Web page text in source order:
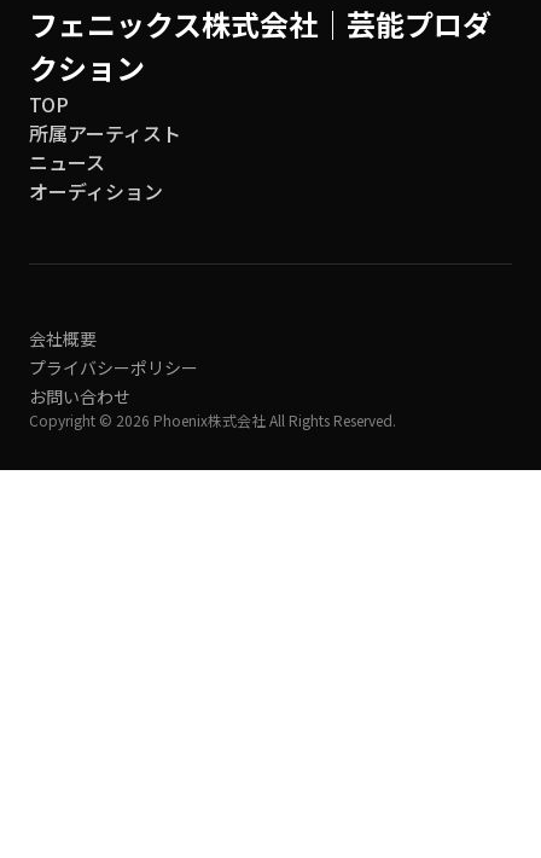
フェニックス株式会社│芸能プロダ
クション
TOP
所属アーティスト
ニュース
オーディション
会社概要
プライバシーポリシー
お問い合わせ
Copyright © 2026 Phoenix株式会社 All Rights Reserved.